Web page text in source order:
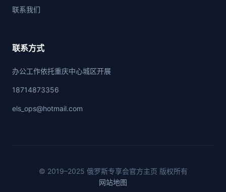
联系我们
联系方式
办公工作依托重庆中心城区开展
18714873356
els_ops@hotmail.com
© 2019–2025 俄罗斯专享会官方主页 版权所有
网站地图